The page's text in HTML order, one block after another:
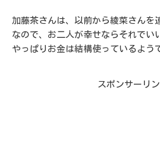
加藤茶さんは、以前から綾菜さんを
なので、お二人が幸せならそれでい
やっぱりお金は結構使っているよう
スポンサーリ